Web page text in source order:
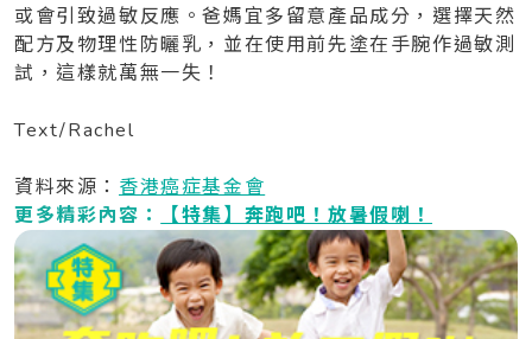
或會引致過敏反應。爸媽宜多留意產品成分，選擇天然
配方及物理性防曬乳，並在使用前先塗在手腕作過敏測
試，這樣就萬無一失！
Text/Rachel
資料來源： 香港癌症基金會
更多精彩內容：【特集】奔跑吧！放暑假喇！